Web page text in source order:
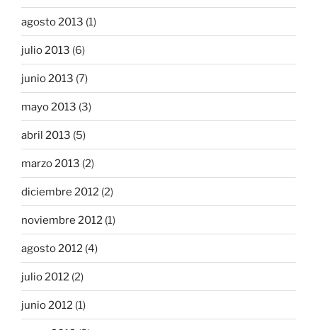
agosto 2013 (1)
julio 2013 (6)
junio 2013 (7)
mayo 2013 (3)
abril 2013 (5)
marzo 2013 (2)
diciembre 2012 (2)
noviembre 2012 (1)
agosto 2012 (4)
julio 2012 (2)
junio 2012 (1)